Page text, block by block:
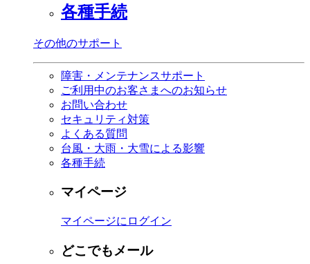
各種手続
その他のサポート
障害・メンテナンスサポート
ご利用中のお客さまへのお知らせ
お問い合わせ
セキュリティ対策
よくある質問
台風・大雨・大雪による影響
各種手続
マイページ
マイページにログイン
どこでもメール